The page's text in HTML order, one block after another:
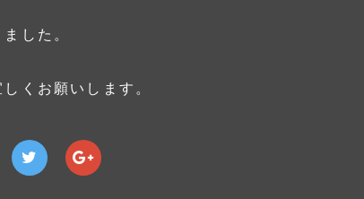
した。
くお願いします。